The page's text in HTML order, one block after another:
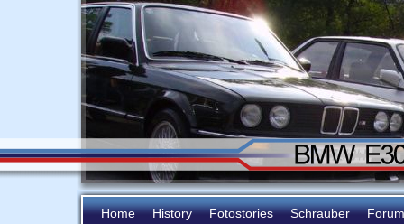
Home History Fotostories Schrauber Forum